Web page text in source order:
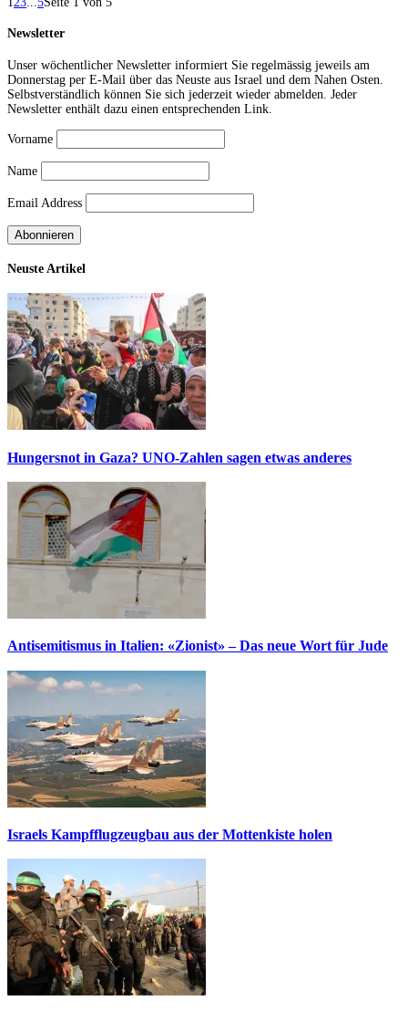
Newsletter
Unser wöchentlicher Newsletter informiert Sie regelmässig jeweils am
Donnerstag per E-Mail über das Neuste aus Israel und dem Nahen Osten.
Selbstverständlich können Sie sich jederzeit wieder abmelden. Jeder
Newsletter enthält dazu einen entsprechenden Link.
Vorname
Name
Email Address
Neuste Artikel
Hungersnot in Gaza? UNO-Zahlen sagen etwas anderes
Antisemitismus in Italien: «Zionist» – Das neue Wort für Jude
Israels Kampfflugzeugbau aus der Mottenkiste holen